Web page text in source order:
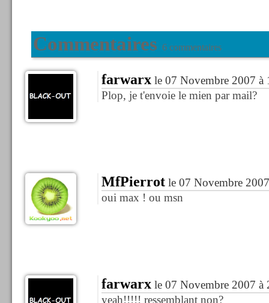
Commentaires 6 commentaires
farwarxle 07 Novembre 2007 à
Plop, je t'envoie le mien par mail?
MfPierrotle 07 Novembre
oui max ! ou msn
farwarxle 07 Novembre 2007 à
yeah!!!!! ressemblant non?